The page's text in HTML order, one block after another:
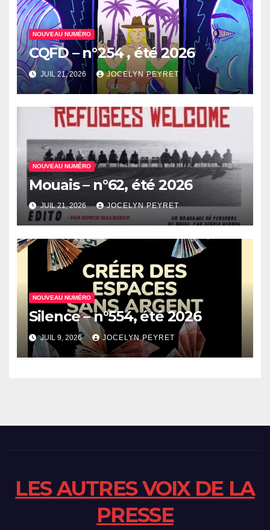
NOUVEAU NUMÉRO
CQFD – n°254 , été 2026
JUIL 21, 2026 JOCELYN PEYRET
NOUVEAU NUMÉRO
Mouais – n°62, été 2026
JUIL 21, 2026 JOCELYN PEYRET
NOUVEAU NUMÉRO
Silence – n°554, été 2026
JUIL 9, 2026 JOCELYN PEYRET
LES AUTRES VOIX DE LA
PRESSE